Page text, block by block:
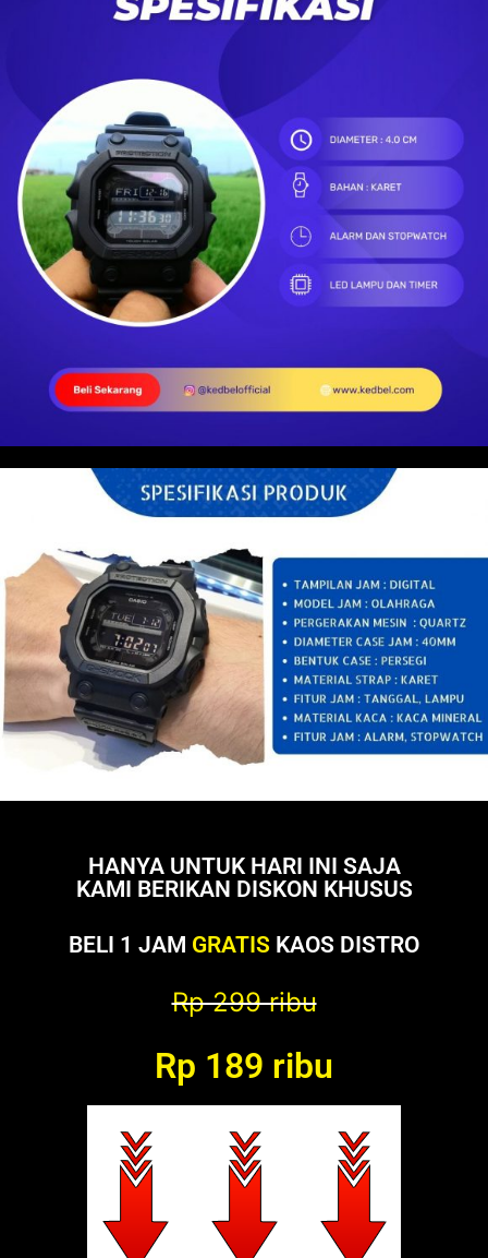
HANYA UNTUK HARI INI SAJA
KAMI BERIKAN DISKON KHUSUS
BELI 1 JAM GRATIS KAOS DISTRO
Rp 299 ribu
Rp 189 ribu